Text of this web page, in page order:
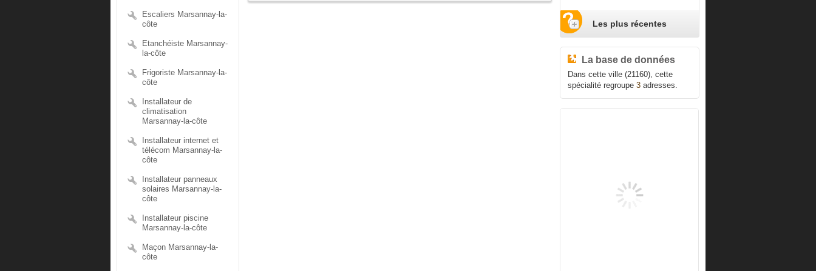
Escaliers Marsannay-la-
côte
Etanchéiste Marsannay-
la-côte
Frigoriste Marsannay-la-
côte
Installateur de
climatisation
Marsannay-la-côte
Installateur internet et
télécom Marsannay-la-
côte
Installateur panneaux
solaires Marsannay-la-
côte
Installateur piscine
Marsannay-la-côte
Maçon Marsannay-la-
côte
Les plus récentes
La base de données
Dans cette ville (21160), cette
spécialité regroupe 3adresses.